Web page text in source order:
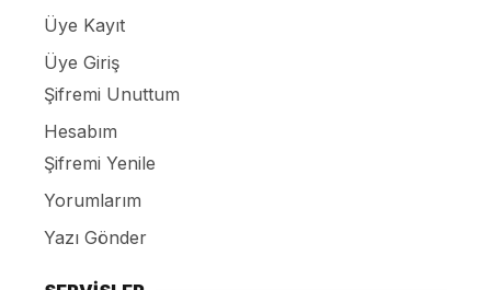
Üye Kayıt
Üye Giriş
Şifremi Unuttum
Hesabım
Şifremi Yenile
Yorumlarım
Yazı Gönder